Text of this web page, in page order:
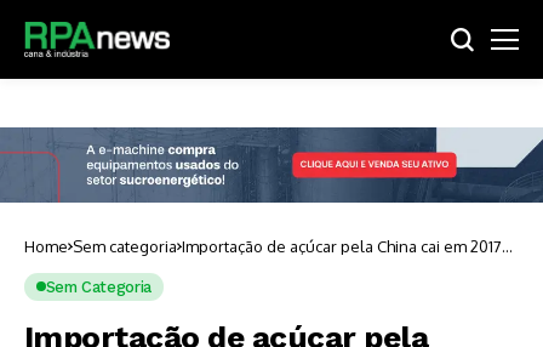
Home Sem categoria Importação de açúcar pela China cai em 2017
para menor volume desde 2010
Sem Categoria
Importação de açúcar pela